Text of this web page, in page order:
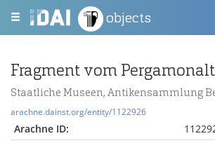
objects
Staatliche Museen, Antikensammlung
arachne.dainst.org/entity/1122926
Arachne ID: